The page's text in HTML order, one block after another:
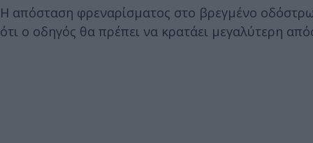
Η απόσταση φρεναρίσματος στο βρεγμένο
ότι ο οδηγός θα πρέπει να κρατάει μεγαλύτερη